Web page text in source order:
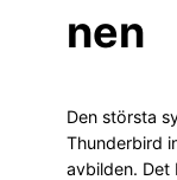
nen
Den största
Thunderbird
avbilden.